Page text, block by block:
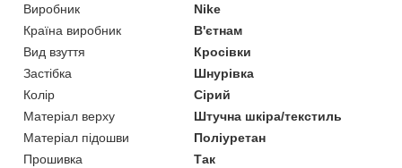
Виробник
Nike
Країна виробник
В'єтнам
Вид взуття
Кросівки
Застібка
Шнурівка
Колір
Сірий
Матеріал верху
Штучна шкіра/текстиль
Матеріал підошви
Поліуретан
Прошивка
Так